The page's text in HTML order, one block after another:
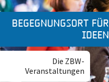
Begegnungsort für
Ideen
Die ZBW-
Veranstaltungen